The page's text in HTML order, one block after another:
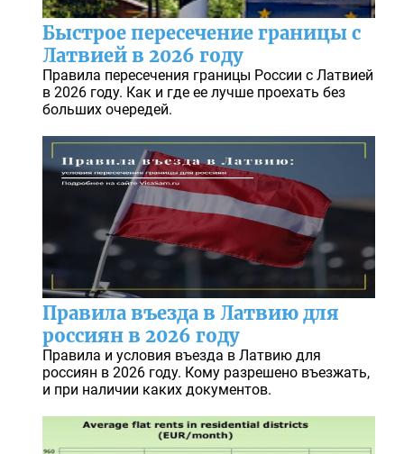
Быстрое пересечение границы с
Латвией в 2026 году
Правила пересечения границы России с Латвией
в 2026 году. Как и где ее лучше проехать без
больших очередей.
Правила въезда в Латвию для
россиян в 2026 году
Правила и условия въезда в Латвию для
россиян в 2026 году. Кому разрешено въезжать,
и при наличии каких документов.